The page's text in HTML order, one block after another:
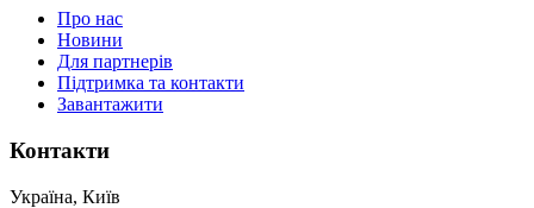
Про нас
Новини
Для партнерів
Підтримка та контакти
Завантажити
Контакти
Україна, Київ